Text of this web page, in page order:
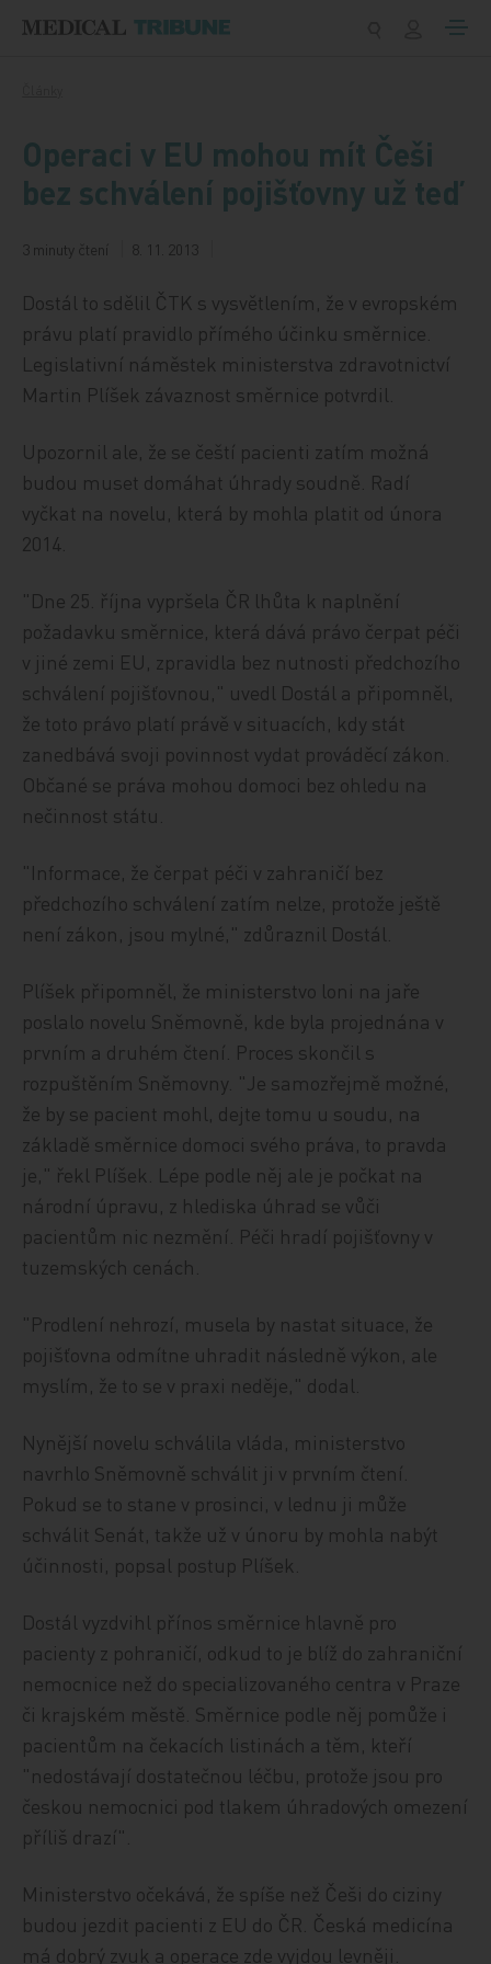
Operaci v EU mohou mít Češi
bez schválení pojišťovny už teď
3 minuty čtení 8. 11. 2013
Dostál to sdělil ČTK s vysvětlením, že v evropském
právu platí pravidlo přímého účinku směrnice.
Legislativní náměstek ministerstva zdravotnictví
Martin Plíšek závaznost směrnice potvrdil.
Upozornil ale, že se čeští pacienti zatím možná
budou muset domáhat úhrady soudně. Radí
vyčkat na novelu, která by mohla platit od února
2014.
"Dne 25. října vypršela ČR lhůta k naplnění
požadavku směrnice, která dává právo čerpat péči
v jiné zemi EU, zpravidla bez nutnosti předchozího
schválení pojišťovnou," uvedl Dostál a připomněl,
že toto právo platí právě v situacích, kdy stát
zanedbává svoji povinnost vydat prováděcí zákon.
Občané se práva mohou domoci bez ohledu na
nečinnost státu.
"Informace, že čerpat péči v zahraničí bez
předchozího schválení zatím nelze, protože ještě
není zákon, jsou mylné," zdůraznil Dostál.
Plíšek připomněl, že ministerstvo loni na jaře
poslalo novelu Sněmovně, kde byla projednána v
prvním a druhém čtení. Proces skončil s
rozpuštěním Sněmovny. "Je samozřejmě možné,
že by se pacient mohl, dejte tomu u soudu, na
základě směrnice domoci svého práva, to pravda
je," řekl Plíšek. Lépe podle něj ale je počkat na
národní úpravu, z hlediska úhrad se vůči
pacientům nic nezmění. Péči hradí pojišťovny v
tuzemských cenách.
"Prodlení nehrozí, musela by nastat situace, že
pojišťovna odmítne uhradit následně výkon, ale
myslím, že to se v praxi neděje," dodal.
Nynější novelu schválila vláda, ministerstvo
navrhlo Sněmovně schválit ji v prvním čtení.
Pokud se to stane v prosinci, v lednu ji může
schválit Senát, takže už v únoru by mohla nabýt
účinnosti, popsal postup Plíšek.
Dostál vyzdvihl přínos směrnice hlavně pro
pacienty z pohraničí, odkud to je blíž do zahraniční
nemocnice než do specializovaného centra v Praze
či krajském městě. Směrnice podle něj pomůže i
pacientům na čekacích listinách a těm, kteří
"nedostávají dostatečnou léčbu, protože jsou pro
českou nemocnici pod tlakem úhradových omezení
příliš drazí".
Ministerstvo očekává, že spíše než Češi do ciziny
budou jezdit pacienti z EU do ČR. Česká medicína
má dobrý zvuk a operace zde vyjdou levněji.